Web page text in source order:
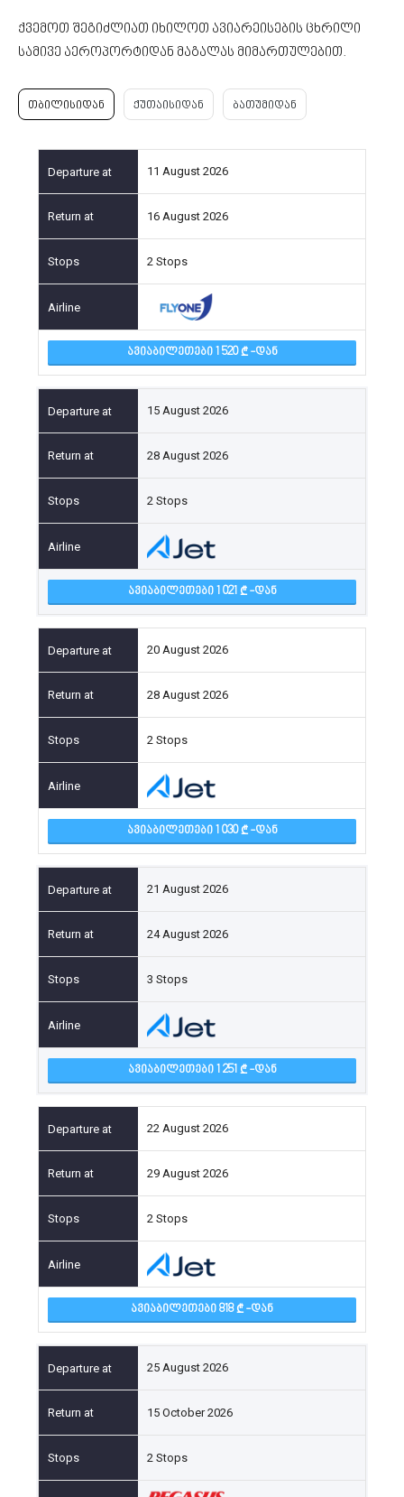
ქვემოთ შეგიძლიათ იხილოთ ავიარეისების ცხრილი
სამივე აეროპორტიდან მაგალას მიმართულებით.
თბილისიდან ქუთაისიდან ბათუმიდან
11 August 2026
16 August 2026
2 Stops
ᲐᲕᲘᲐᲑᲘᲚᲔᲗᲔᲑᲘ 1 520 -ᲓᲐᲜ
15 August 2026
28 August 2026
2 Stops
ᲐᲕᲘᲐᲑᲘᲚᲔᲗᲔᲑᲘ 1 021 -ᲓᲐᲜ
20 August 2026
28 August 2026
2 Stops
ᲐᲕᲘᲐᲑᲘᲚᲔᲗᲔᲑᲘ 1 030 -ᲓᲐᲜ
21 August 2026
24 August 2026
3 Stops
ᲐᲕᲘᲐᲑᲘᲚᲔᲗᲔᲑᲘ 1 251 -ᲓᲐᲜ
22 August 2026
29 August 2026
2 Stops
ᲐᲕᲘᲐᲑᲘᲚᲔᲗᲔᲑᲘ 818 -ᲓᲐᲜ
25 August 2026
15 October 2026
2 Stops